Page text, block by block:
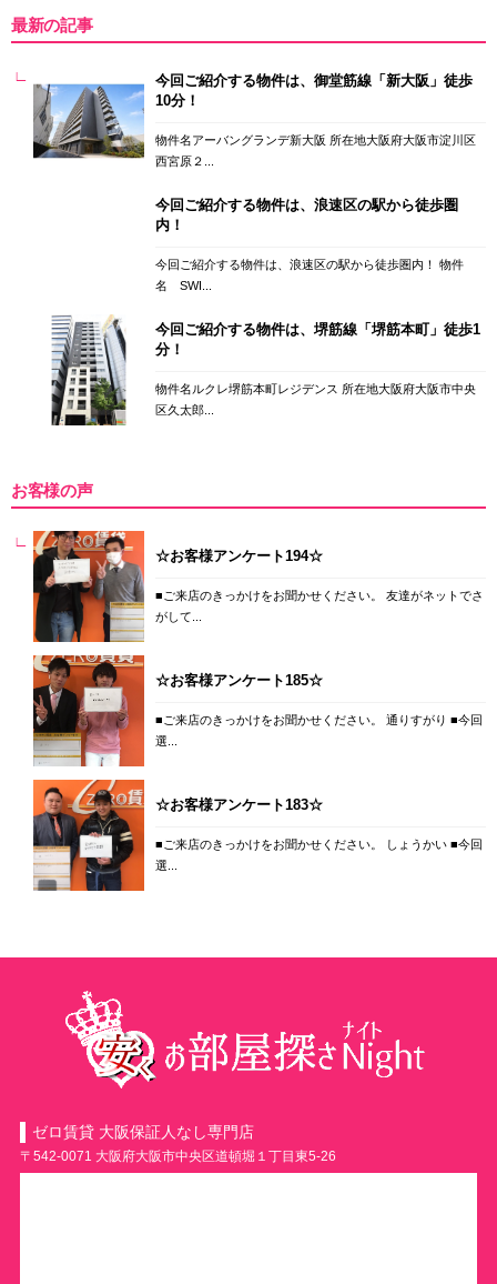
最新の記事
今回ご紹介する物件は、御堂筋線「新大阪」徒歩
10分！
物件名アーバングランデ新大阪 所在地大阪府大阪市淀川区
西宮原２...
今回ご紹介する物件は、浪速区の駅から徒歩圏
内！
今回ご紹介する物件は、浪速区の駅から徒歩圏内！ 物件
名 SWI...
今回ご紹介する物件は、堺筋線「堺筋本町」徒歩1
分！
物件名ルクレ堺筋本町レジデンス 所在地大阪府大阪市中央
区久太郎...
お客様の声
☆お客様アンケート194☆
■ご来店のきっかけをお聞かせください。 友達がネットでさ
がして...
☆お客様アンケート185☆
■ご来店のきっかけをお聞かせください。 通りすがり ■今回
選...
☆お客様アンケート183☆
■ご来店のきっかけをお聞かせください。 しょうかい ■今回
選...
ゼロ賃貸 大阪保証人なし専門店
〒542-0071 大阪府大阪市中央区道頓堀１丁目東5-26